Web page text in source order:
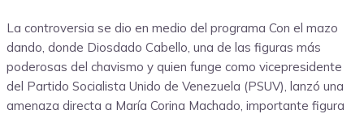
La controversia se dio en medio del programa Con el mazo
dando, donde Diosdado Cabello, una de las figuras más
poderosas del chavismo y quien funge como vicepresidente
del Partido Socialista Unido de Venezuela (PSUV), lanzó una
amenaza directa a María Corina Machado, importante figura